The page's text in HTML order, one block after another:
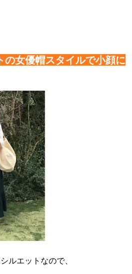
女優帽スタイルで小顔に
ルエットなので、